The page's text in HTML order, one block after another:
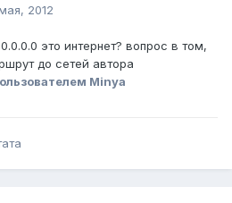
2012
это интернет? вопрос в том,
до сетей автора
Minya